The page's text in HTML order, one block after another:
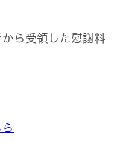
ら受領した慰謝料